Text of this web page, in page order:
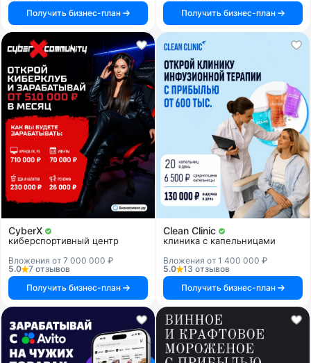
Получить бизнес-план
Получить бизнес-план
CyberX
киберспортивный центр
Вложения от 7 000 000 ₽
5.0
7 отзывов
Получить бизнес-план
Clean Clinic
клиника с капельницами
Вложения от 1 400 000 ₽
5.0
13 отзывов
Получить бизнес-план